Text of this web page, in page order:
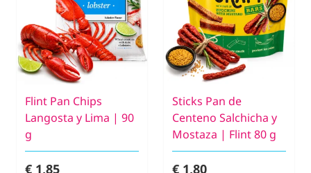
Flint Pan Chips
Langosta y Lima | 90
g
€ 1,85
Sticks Pan de
Centeno Salchicha y
Mostaza | Flint 80 g
€ 1,80